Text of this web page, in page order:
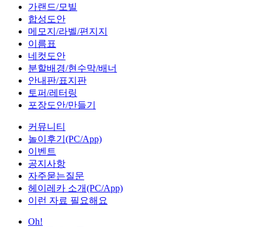
가랜드/모빌
합성도안
메모지/라벨/편지지
이름표
네컷도안
분할배경/현수막/배너
안내판/표지판
토퍼/레터링
포장도안/만들기
커뮤니티
놀이후기(PC/App)
이벤트
공지사항
자주묻는질문
헤이레카 소개(PC/App)
이런 자료 필요해요
Oh!